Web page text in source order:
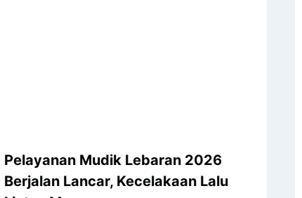
Pelayanan Mudik Lebaran 2026
Berjalan Lancar, Kecelakaan Lalu